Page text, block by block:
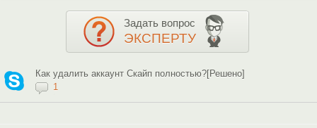
Задать вопрос
ЭКСПЕРТУ
Как удалить аккаунт Скайп полностью?[Решено]
1